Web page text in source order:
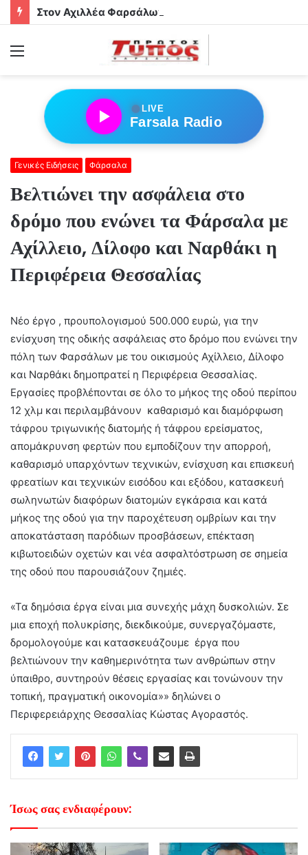
Στον Αχιλλέα Φαρσάλων τα αδέρφια Φούσα!
●LIVE
Farsala Radio
Γενικές Ειδήσεις Φάρσαλα
Βελτιώνει την ασφάλεια στο
δρόμο που ενώνει τα Φάρσαλα με
Αχίλλειο, Δίλοφο και Ναρθάκι η
Περιφέρεια Θεσσαλίας
Νέο έργο , προυπολογισμού 500.000 ευρώ, για την
ενίσχυση της οδικής ασφάλειας στο δρόμο που ενώνει την
πόλη των Φαρσάλων με του οικισμούς Αχίλλειο, Δίλοφο
και Ναρθάκι δημοπρατεί η Περιφέρεια Θεσσαλίας.
Εργασίες προβλέπονται σε όλο το μήκος της οδού περίπου
12 χλμ και περιλαμβάνουν καθαρισμό και διαμόρφωση
τάφρου τριγωνικής διατομής ή τάφρου ερείσματος,
απομάκρυνση φερτών που εμποδίζουν την απορροή,
καθαρισμό υπαρχόντων τεχνικών, ενίσχυση και επισκευή
φρεατίων και τεχνικών εισόδου και εξόδου, κατασκευή
σωληνωτών διαφόρων διατομών εγκάρσια και κατά
μήκος της οδού για την παροχέτευση ομβρίων και την
αποκατάσταση παρόδιων προσβάσεων, επέκταση
κιβωτοειδών οχετών και νέα ασφαλτόστρωση σε σημεία
της οδού που παρουσιάζουν ζημιές.
«Τα δημόσια έργα είναι μια συνεχής μάχη δυσκολιών. Σε
μια εποχή πολυκρίσης, διεκδικούμε, συνεργαζόμαστε,
δρομολογούμε και κατασκευάζουμε έργα που
βελτιώνουν την καθημερινότητα των ανθρώπων στην
ύπαιθρο, συντηρούν θέσεις εργασίας και τονώνουν την
τοπική, πραγματική οικονομία»» δηλώνει ο
Περιφερειάρχης Θεσσαλίας Κώστας Αγοραστός.
Ίσως σας ενδιαφέρουν: